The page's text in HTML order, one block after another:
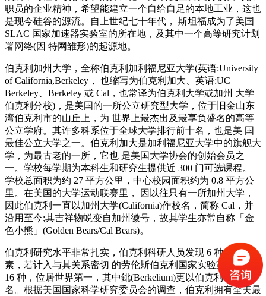
职员的企业精神，希望能建立一个自给自足的本地工业，这也
是现今硅谷的源流。自上世纪七十年代， 斯坦福成为了美国
SLAC 国家加速器实验室的所在地，及其中一个高等研究计划
署网络(因 特网雏形)的起源地。
伯克利加州大学，全称伯克利加利福尼亚大学(英语:University
of California,Berkeley， 也缩写为伯克利加大、英语:UC
Berkeley、Berkeley 或 Cal，也常译为伯克利大学或加州 大学
伯克利分校)，是美国的一所公立研究型大学，位于旧金山东
湾伯克利市的山丘上，为 世界上最杰出及最享负盛名的高等
公立学府。其许多科系位于全球大学排行前十名，也是美 国
最佳公立大学之一。伯克利加大是加利福尼亚大学中的旗舰大
学，为最古老的一所，它也 是美国大学协会的创始会员之
一。学校每学期为本科生和研究生提供近 300 门可选课程。
学校总面积为约 27 平方公里，中心校园面积约为 0.8 平方公
里。在美国的大学运动联赛里， 因以往只有一所加州大学，
因此伯克利一直以加州大学(California)作校名，简称 Cal，并
沿用至今;其吉祥物蜕变自加州徽号，故其学生亦常自称「金
色小熊」(Golden Bears/Cal Bears)。
伯克利研究水平非常扎实，伯克利科研人员发现 6 种化学元
素，若计入与其关系密切 的劳伦斯伯克利国家实验室更多达
16 种，位居世界第一，其中鉳(Berkelium)更以伯克利 来命
名。根据美国国家科学研究委员会的调查，伯克利拥有全美最